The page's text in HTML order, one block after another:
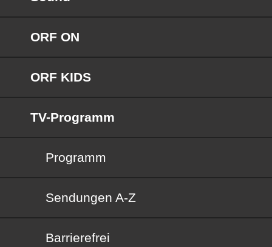
ORF ON
ORF KIDS
TV-Programm
Programm
Sendungen von A bis Z
Sendungen A-Z
Barrierefrei
Barrierefrei